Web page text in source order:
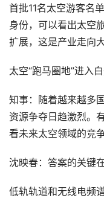
首批11名太空游客名
身份，可以看出太空
扩展，这是产业走向
太空“跑马圈地”进入
知事：随着越来越多
资源争夺日趋激烈。
看未来太空领域的竞
沈映春：答案的关键
低轨轨道和无线电频